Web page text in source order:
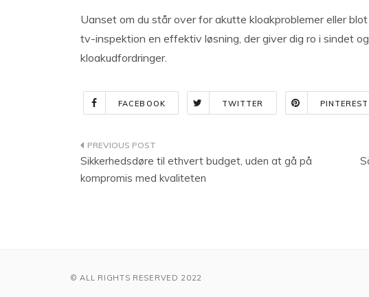
Uanset om du står over for akutte kloakproblemer eller
tv-inspektion en effektiv løsning, der giver dig ro i sindet
kloakudfordringer.
FACEBOOK TWITTER PINTEREST
Indlægsnavigation
Sikkerhedsdøre til ethvert budget, uden at gå på
kompromis med kvaliteten
© ALL RIGHTS RESERVED 2022